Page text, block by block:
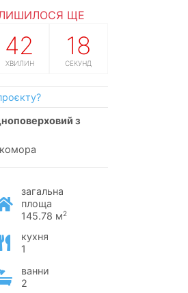
ЩЕ
42
ХВИЛИН
17
СЕКУНД
загальна
площа
145.78 м2
кухня
1
ванни
2